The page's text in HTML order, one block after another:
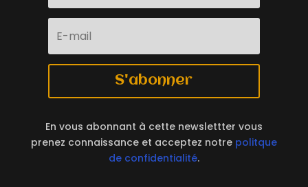
S'abonner
En vous abonnant à cette newslettter vous
prenez connaissance et acceptez notre politque
de confidentialité.